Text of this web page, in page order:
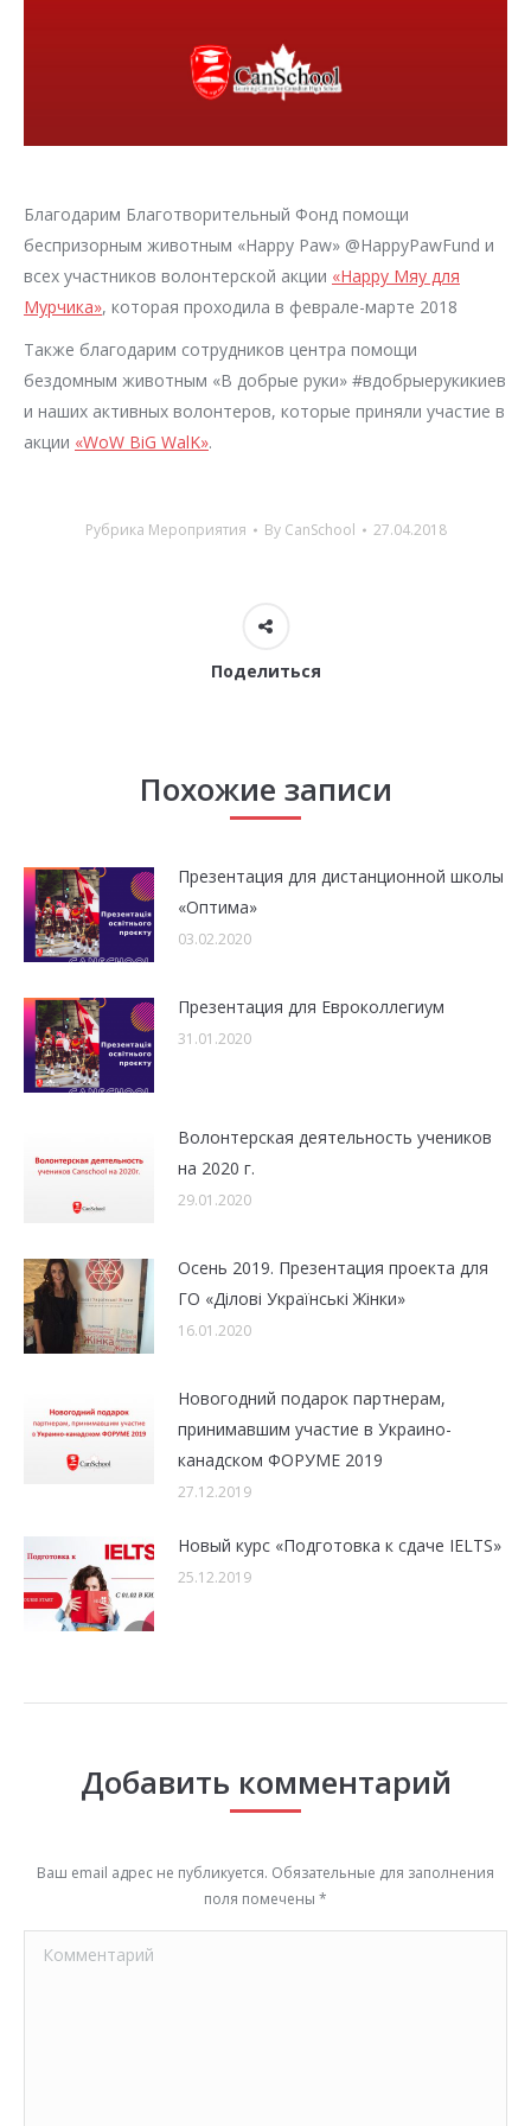
Благодарим Благотворительный Фонд помощи
беcпризорным животным «Happy Paw» @HappyPawFund и
всех участников волонтерской акции «Happy Мяу для
Мурчика», которая проходила в феврале-марте 2018
Также благодарим сотрудников центра помощи
бездомным животным «В добрые руки» #вдобрыерукикиев
и наших активных волонтеров, которые приняли участие в
акции «WoW BiG WalK».
Рубрика Мероприятия By CanSchool 27.04.2018
Поделиться
Похожие записи
Презентация для дистанционной школы
«Оптима»
03.02.2020
Презентация для Евроколлегиум
31.01.2020
Волонтерская деятельность учеников
на 2020 г.
29.01.2020
Осень 2019. Презентация проекта для
ГО «Ділові Українські Жінки»
16.01.2020
Новогодний подарок партнерам,
принимавшим участие в Украино-
канадском ФОРУМЕ 2019
27.12.2019
Новый курс «Подготовка к сдаче IELTS»
25.12.2019
Добавить комментарий
Ваш email адрес не публикуется. Обязательные для заполнения
поля помечены *
Комментарий